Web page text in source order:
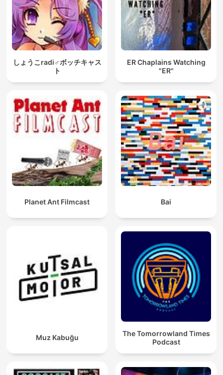
しょうこradi♂ボッチキャス
ト
ER Chaplains Watching
"ER"
Planet Ant Filmcast Bai
Muz Kabuğu
The Tomorrowland Times
Podcast